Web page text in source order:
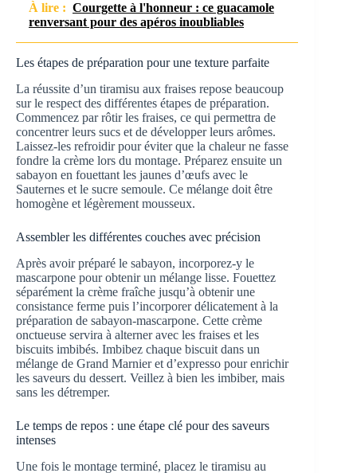
À lire : Courgette à l'honneur : ce guacamole
renversant pour des apéros inoubliables
Les étapes de préparation pour une texture parfaite
La réussite d’un tiramisu aux fraises repose beaucoup
sur le respect des différentes étapes de préparation.
Commencez par rôtir les fraises, ce qui permettra de
concentrer leurs sucs et de développer leurs arômes.
Laissez-les refroidir pour éviter que la chaleur ne fasse
fondre la crème lors du montage. Préparez ensuite un
sabayon en fouettant les jaunes d’œufs avec le
Sauternes et le sucre semoule. Ce mélange doit être
homogène et légèrement mousseux.
Assembler les différentes couches avec précision
Après avoir préparé le sabayon, incorporez-y le
mascarpone pour obtenir un mélange lisse. Fouettez
séparément la crème fraîche jusqu’à obtenir une
consistance ferme puis l’incorporer délicatement à la
préparation de sabayon-mascarpone. Cette crème
onctueuse servira à alterner avec les fraises et les
biscuits imbibés. Imbibez chaque biscuit dans un
mélange de Grand Marnier et d’expresso pour enrichir
les saveurs du dessert. Veillez à bien les imbiber, mais
sans les détremper.
Le temps de repos : une étape clé pour des saveurs
intenses
Une fois le montage terminé, placez le tiramisu au